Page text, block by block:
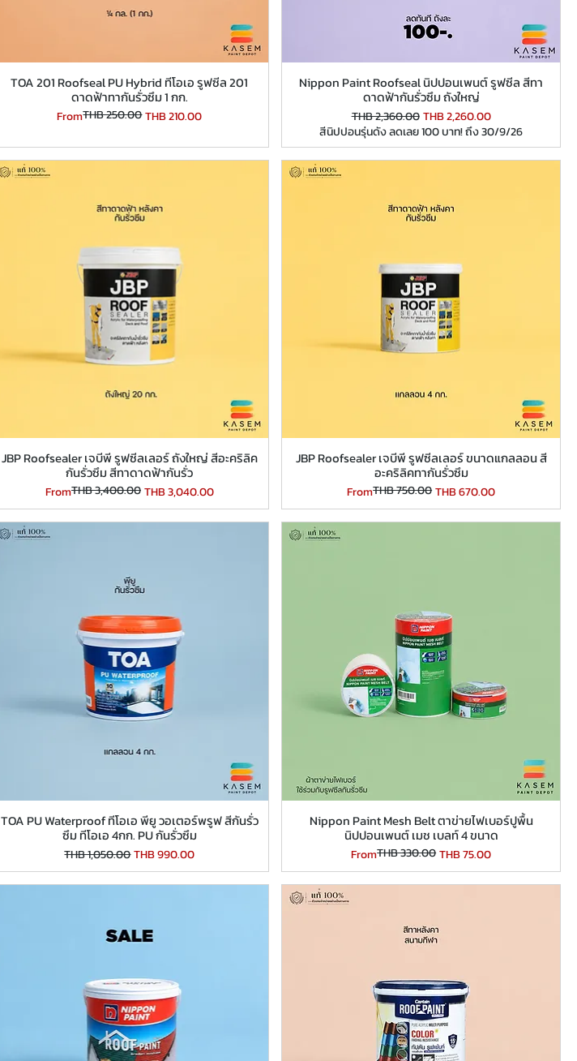
TOA 201 Roofseal PU Hybrid ทีโอเอ รูฟซีล 201
ดาดฟ้าทากันรั่วซึม 1 กก.
From
Regular Price
THB 250.00THB 210.00
Sale Price
Nippon Paint Roofseal นิปปอนเพนต์ รูฟซีล สีทา
ดาดฟ้ากันรั่วซึม ถังใหญ่
Regular Price
THB 2,360.00 Sale Price
THB 2,260.00
สีนิปปอนรุ่นดัง ลดเลย 100 บาท! ถึง 30/9/26
JBP Roofsealer เจบีพี รูฟซีลเลอร์ ถังใหญ่ สีอะคริลิค
กันรั่วซึม สีทาดาดฟ้ากันรั่ว
From
Regular Price
THB 3,400.00THB 3,040.00
Sale Price
JBP Roofsealer เจบีพี รูฟซีลเลอร์ ขนาดแกลลอน สี
อะคริลิคทากันรั่วซึม
From
Regular Price
THB 750.00THB 670.00
Sale Price
TOA PU Waterproof ทีโอเอ พียู วอเตอร์พรูฟ สีกันรั่ว
ซึม ทีโอเอ 4กก. PU กันรั่วซึม
Regular Price
THB 1,050.00Sale Price
THB 990.00
Nippon Paint Mesh Belt ตาข่ายไฟเบอร์ปูพื้น
นิปปอนเพนต์ เมช เบลท์ 4 ขนาด
From
Regular Price
THB 330.00THB 75.00
Sale Price